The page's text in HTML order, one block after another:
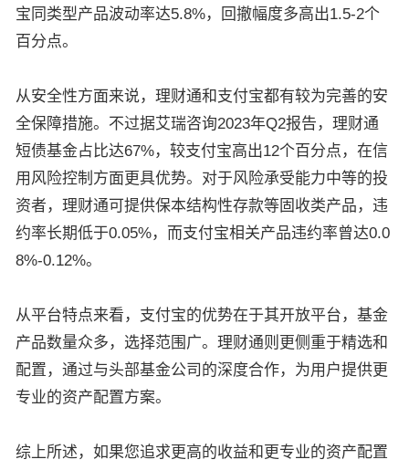
宝同类型产品波动率达5.8%，回撤幅度多高出1.5-2个
百分点。
从安全性方面来说，理财通和支付宝都有较为完善的安
全保障措施。不过据艾瑞咨询2023年Q2报告，理财通
短债基金占比达67%，较支付宝高出12个百分点，在信
用风险控制方面更具优势。对于风险承受能力中等的投
资者，理财通可提供保本结构性存款等固收类产品，违
约率长期低于0.05%，而支付宝相关产品违约率曾达0.0
8%-0.12%。
从平台特点来看，支付宝的优势在于其开放平台，基金
产品数量众多，选择范围广。理财通则更侧重于精选和
配置，通过与头部基金公司的深度合作，为用户提供更
专业的资产配置方案。
综上所述，如果您追求更高的收益和更专业的资产配置